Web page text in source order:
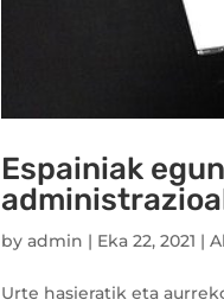
Espainiak
byadmin | Eka 22, 2021 |
Urte hasieratik eta